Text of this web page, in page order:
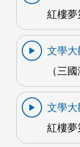
紅樓夢
文學大
（三
文學大
紅樓夢